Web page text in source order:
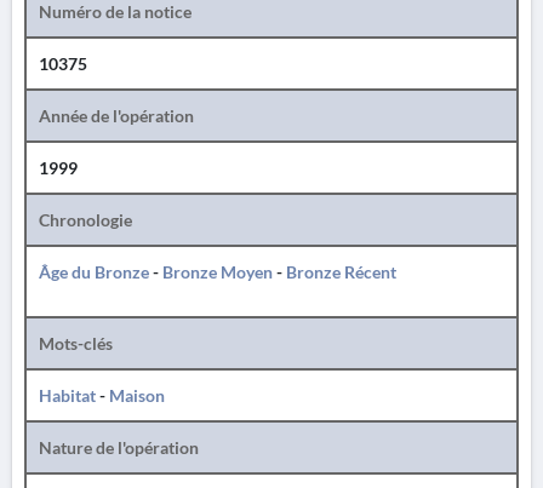
Numéro de la notice
10375
Année de l'opération
1999
Chronologie
Âge du Bronze- Bronze Moyen- Bronze Récent
Mots-clés
Habitat- Maison
Nature de l'opération